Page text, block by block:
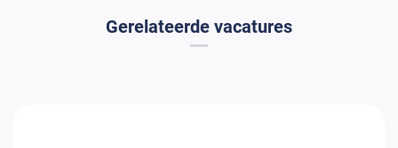
Gerelateerde vacatures